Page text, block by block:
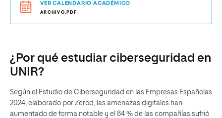
VER CALENDARIO ACADÉMICO
ARCHIVO.PDF
¿Por qué estudiar ciberseguridad en
UNIR?
Según el Estudio de Ciberseguridad en las Empresas Españolas
2024, elaborado por Zerod, las amenazas digitales han
aumentado de forma notable y el 84 % de las compañías sufrió